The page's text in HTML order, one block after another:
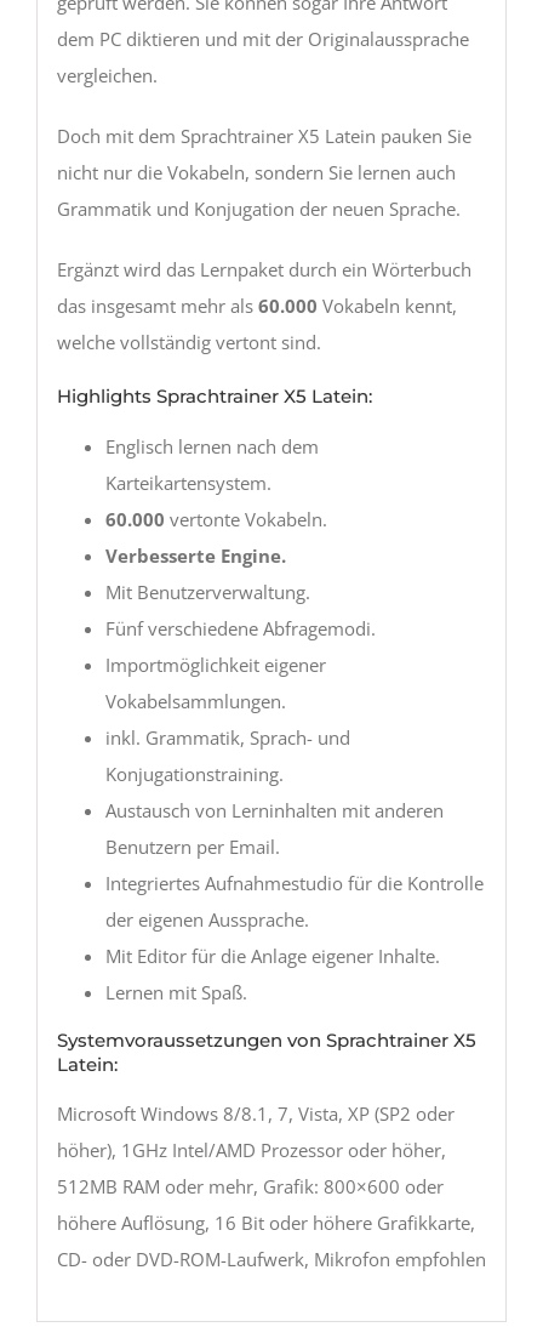
dem PC diktieren und mit der Originalaussprache
vergleichen.
Doch mit dem Sprachtrainer X5 Latein pauken Sie
nicht nur die Vokabeln, sondern Sie lernen auch
Grammatik und Konjugation der neuen Sprache.
Ergänzt wird das Lernpaket durch ein Wörterbuch
das insgesamt mehr als 60.000 Vokabeln kennt,
welche vollständig vertont sind.
Highlights Sprachtrainer X5 Latein:
Englisch lernen nach dem
Karteikartensystem.
60.000 vertonte Vokabeln.
Verbesserte Engine.
Mit Benutzerverwaltung.
Fünf verschiedene Abfragemodi.
Importmöglichkeit eigener
Vokabelsammlungen.
inkl. Grammatik, Sprach- und
Konjugationstraining.
Austausch von Lerninhalten mit anderen
Benutzern per Email.
Integriertes Aufnahmestudio für die Kontrolle
der eigenen Aussprache.
Mit Editor für die Anlage eigener Inhalte.
Lernen mit Spaß.
Systemvoraussetzungen von Sprachtrainer X5
Latein:
Microsoft Windows 8/8.1, 7, Vista, XP (SP2 oder
höher), 1GHz Intel/AMD Prozessor oder höher,
512MB RAM oder mehr, Grafik: 800×600 oder
höhere Auflösung, 16 Bit oder höhere Grafikkarte,
CD- oder DVD-ROM-Laufwerk, Mikrofon empfohlen